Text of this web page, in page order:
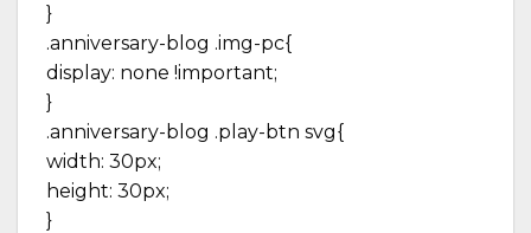
}
.anniversary-blog .img-pc{
display: none !important;
}
.anniversary-blog .play-btn svg{
width: 30px;
height: 30px;
}